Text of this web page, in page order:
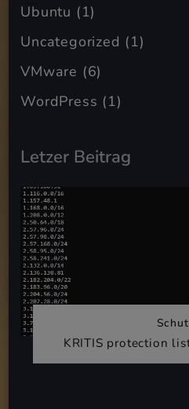
Ubuntu (1)
Uncategorized (1)
VMware (6)
WordPress (1)
Letzer Beitrag
KRITIS protection